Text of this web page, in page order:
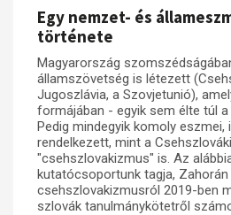
A
Adatbázis
Emlékművek
Menekültek
Visszhang
Publikációk
Kapcsolat
Trianon-
Egy nemzet- és
története
Magyarország
államszövetség is létezett
Jugoszlávia, a Szovjetunió),
formájában - egyik sem élte túl
Pedig mindegyik komoly eszmei,
rendelkezett, mint a
"csehszlovakizmus" is. Az
kutatócsoportunk tagja, Zahorán
csehszlovakizmusról 2019-ben
szlovák tanulmánykötetről